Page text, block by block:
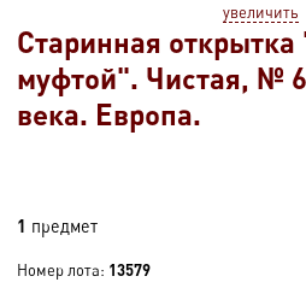
увеличить
Старинная
муфтой". Чистая, №
века. Европа.
1 предмет
Номер лота: 13579